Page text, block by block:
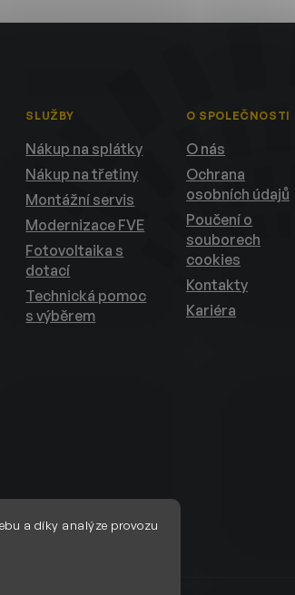
a díky analýze provozu
SLUŽBY
Nákup na splátky
Nákup na třetiny
Montážní servis
Modernizace FVE
Fotovoltaika s
dotací
Technická pomoc
s výběrem
O SPOLEČNOSTI
O nás
Ochrana
osobních údajů
Poučení o
souborech
cookies
Kontakty
Kariéra